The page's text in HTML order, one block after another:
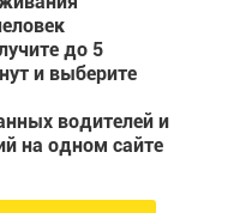
до 5
и выберите
водителей и
на одном сайте